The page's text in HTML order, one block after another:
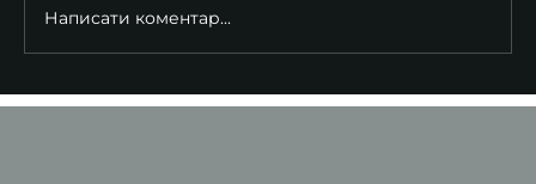
Написати коментар...